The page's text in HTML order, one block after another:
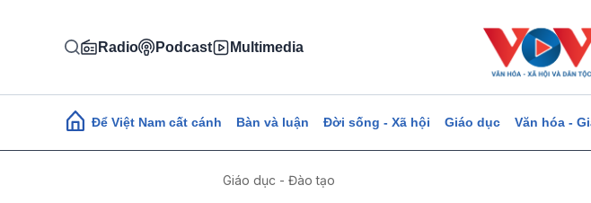
Radio Podcast Multimedia
Main navigation
Để Việt Nam cất cánh Bàn và luận Đời sống - Xã hội Giáo dục Văn hóa -
Giáo dục - Đào tạo